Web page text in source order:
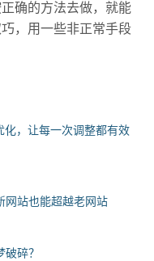
确的方法去做，就能
，用一些非正常手段
化，让每一次调整都有效
网站也能超越老网站
碎？